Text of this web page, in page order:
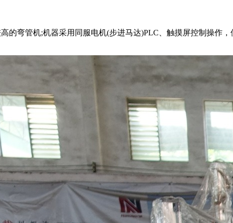
的弯管机;机器采用同服电机(步进马达)PLC、触摸屏控制操